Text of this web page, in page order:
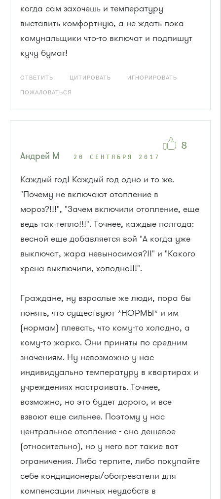
когда сам захочешь и температуру
выставить комфортную, а не ждать пока
комунальщики что-то включат и подпишут
кучу бумаг!
ОТВЕТИТЬ ЦИТИРОВАТЬ ИГНОРИРОВАТЬ
ПОЖАЛОВАТЬСЯ
Андрей М 20 СЕНТЯБРЯ 2017
Каждый год! Каждый год одно и то же.
"Почему не включают отопление в
мороз?!!!", "Зачем включили отопление, еще
ведь так тепло!!!". Точнее, каждые полгода:
весной еще добавляется вой "А когда уже
выключат, жара невыносимая?!!" и "Какого
хрена выключили, холодно!!!".
Граждане, ну взрослые же люди, пора бы
понять, что существуют *НОРМЫ* и им
(нормам) плевать, что кому-то холодно, а
кому-то жарко. Они приняты по средним
значениям. Ну невозможно у нас
индивидуально температуру в квартирах и
учреждениях настраивать. Точнее,
возможно, но это будет дорого, и все
взвоют еще сильнее. Поэтому у нас
центральное отопление - оно дешевое
(относительно), но у него вот такие вот
ограничения. Либо терпите, либо покупайте
себе кондиционеры/обогреватели для
компенсации личных неудобств в
8